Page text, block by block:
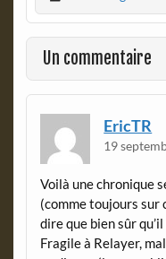
b
o
o
k
t
F
r
i
Un commentaire
EricTR
19
Voilà une chronique
(comme toujours sur
dire que bien sûr
Fragile à Relayer,